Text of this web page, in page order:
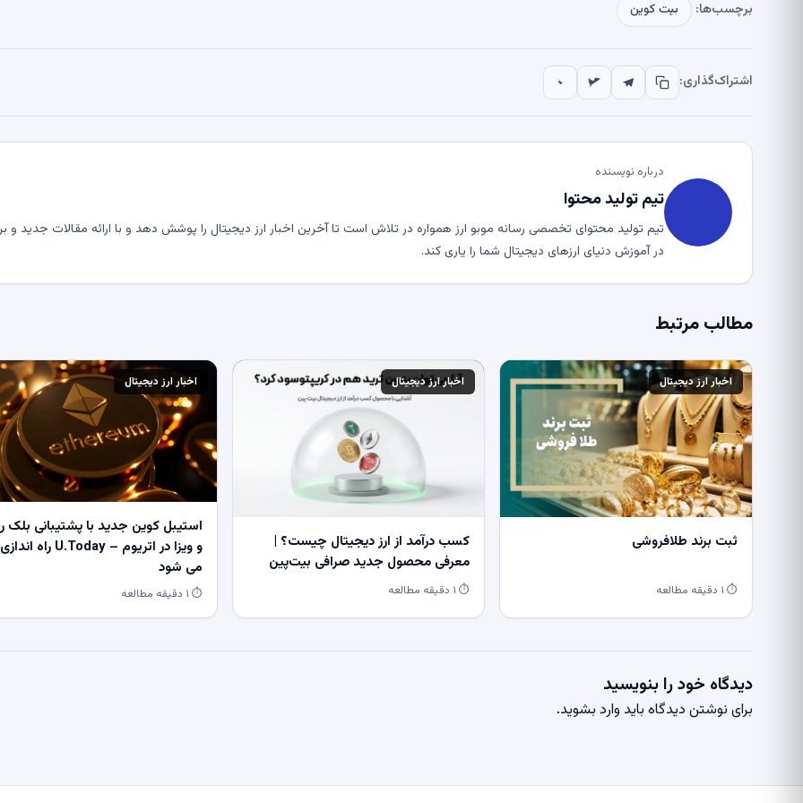
برچسب‌ها: بیت کوین
اشتراک‌گذاری:
درباره نویسنده
تیم تولید محتوا
تیم تولید محتوای تخصصی رسانه موبو ارز همواره در تلاش است تا آخرین اخبار ارز دیجیتال را پوشش دهد و با ارائه مقالات جدید و
در آموزش دنیای ارزهای دیجیتال شما را یاری کند.
مطالب مرتبط
اخبار ارز دیجیتال
ثبت برند طلافروشی
⏱ ۱ دقیقه مطالعه
اخبار ارز دیجیتال
کسب درآمد از ارز دیجیتال چیست؟ |
معرفی محصول جدید صرافی بیت‌پین
⏱ ۱ دقیقه مطالعه
اخبار ارز دیجیتال
استیبل کوین جدید با پشتیبانی بلک
و ویزا در اتریوم – U.Today راه اندازی
می شود
⏱ ۱ دقیقه مطالعه
دیدگاه خود را بنویسید
برای نوشتن دیدگاه باید وارد بشوید.